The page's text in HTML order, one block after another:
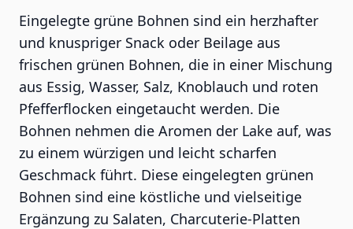
Eingelegte grüne Bohnen sind ein herzhafter
und knuspriger Snack oder Beilage aus
frischen grünen Bohnen, die in einer Mischung
aus Essig, Wasser, Salz, Knoblauch und roten
Pfefferflocken eingetaucht werden. Die
Bohnen nehmen die Aromen der Lake auf, was
zu einem würzigen und leicht scharfen
Geschmack führt. Diese eingelegten grünen
Bohnen sind eine köstliche und vielseitige
Ergänzung zu Salaten, Charcuterie-Platten